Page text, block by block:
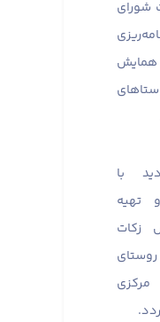
شورای
با
تهیه
زکات